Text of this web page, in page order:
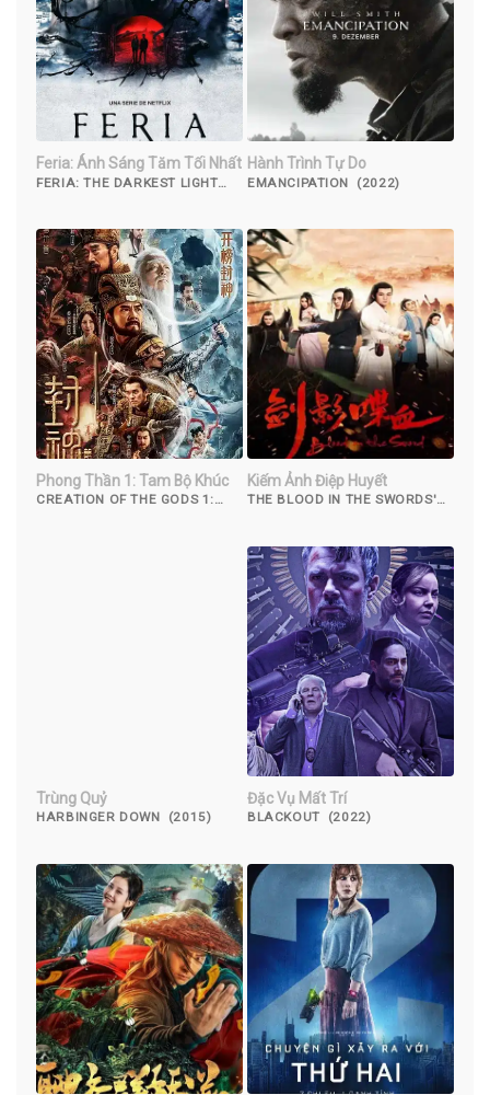
Feria: Ánh Sáng Tăm Tối Nhất
FERIA: THE DARKEST LIGHT
Hành Trình Tự Do
EMANCIPATION (2022)
Phong Thần 1: Tam Bộ Khúc
CREATION OF THE GODS 1:
Kiếm Ảnh Điệp Huyết
THE BLOOD IN THE SWORDS'
Trùng Quỷ
HARBINGER DOWN (2015)
Đặc Vụ Mất Trí
BLACKOUT (2022)